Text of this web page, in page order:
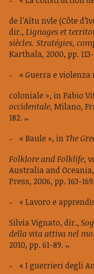
de l’Aïtu nvle (Côte
dir., Lignages et
siècles. Stratégies,
Karthala, 2000, pp. 113-
« Guerra e
coloniale », in Fabio
occidentale, Milano,
182.
« Baule », inThe
Folklore and Folklife,
Australia and
Press, 2006, pp. 163-169.
« Lavoro e
Silvia Vignato, dir.,
della vita attiva nel
2010, pp. 61-89.
« I guerrieri degli